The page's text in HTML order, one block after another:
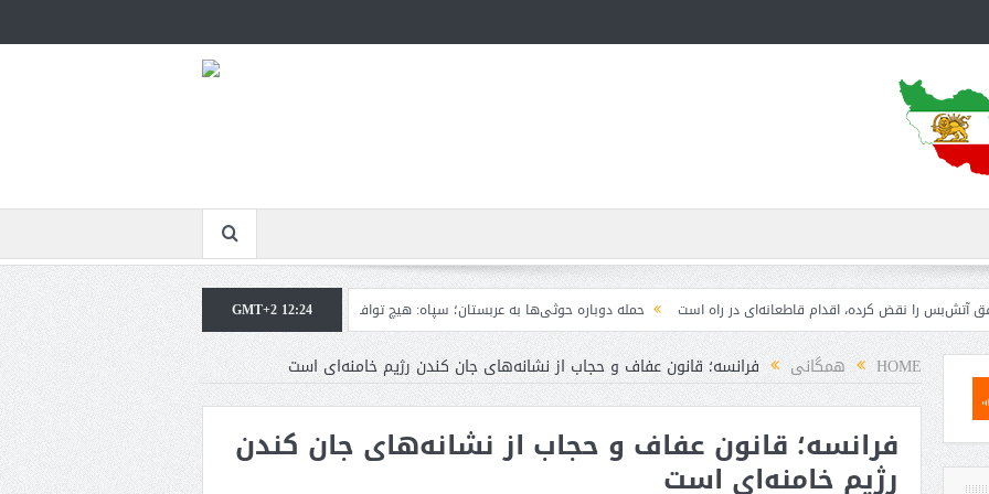
نقض کرده، اقدام قاطعانه‌ای در راه است حمله دوباره حوثی‌ها به عربستان؛ سپاه: هیچ توافقی را نهایی نخواهیم کرد+تحلیل
ترامپ: سرمایه‌گذاران دریافته‌اند
GMT+2 12:24
HOME همگانی فرانسه؛ قانون عفاف و حجاب از نشانه‌های جان کندن رژیم خامنه‌ای است
فرانسه؛ قانون عفاف و حجاب از نشانه‌های جان کندن
رژیم خامنه‌ای است